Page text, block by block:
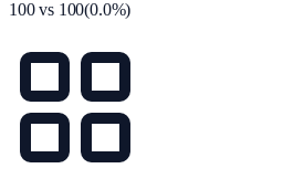
100vs 100(0.0%)